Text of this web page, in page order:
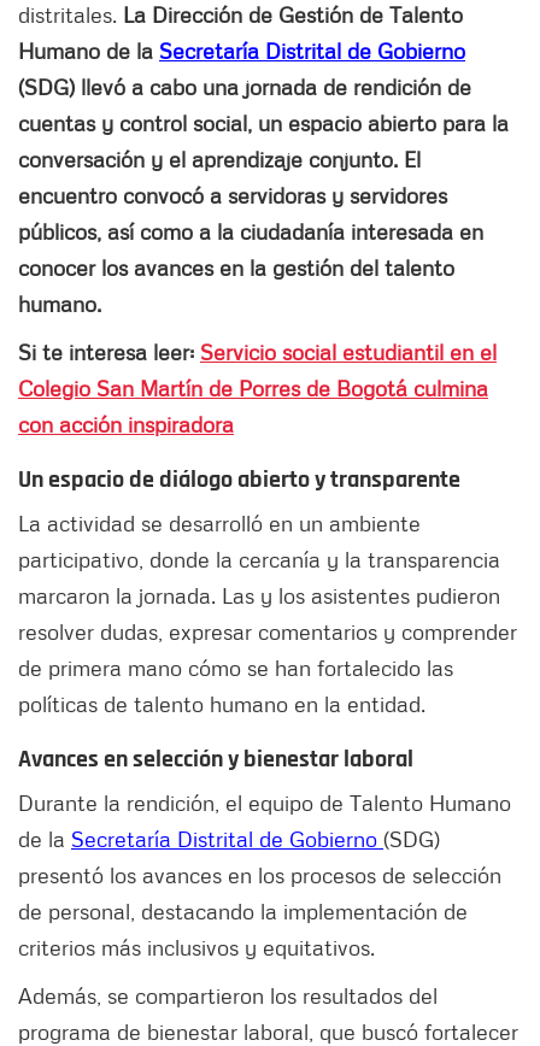
distritales. La Dirección de Gestión de Talento
Humano de la Secretaría Distrital de Gobierno
(SDG) llevó a cabo una jornada de rendición de
cuentas y control social, un espacio abierto para la
conversación y el aprendizaje conjunto. El
encuentro convocó a servidoras y servidores
públicos, así como a la ciudadanía interesada en
conocer los avances en la gestión del talento
humano.
Si te interesa leer: Servicio social estudiantil en el
Colegio San Martín de Porres de Bogotá culmina
con acción inspiradora
Un espacio de diálogo abierto y transparente
La actividad se desarrolló en un ambiente
participativo, donde la cercanía y la transparencia
marcaron la jornada. Las y los asistentes pudieron
resolver dudas, expresar comentarios y comprender
de primera mano cómo se han fortalecido las
políticas de talento humano en la entidad.
Avances en selección y bienestar laboral
Durante la rendición, el equipo de Talento Humano
de la Secretaría Distrital de Gobierno (SDG)
presentó los avances en los procesos de selección
de personal, destacando la implementación de
criterios más inclusivos y equitativos.
Además, se compartieron los resultados del
programa de bienestar laboral, que buscó fortalecer